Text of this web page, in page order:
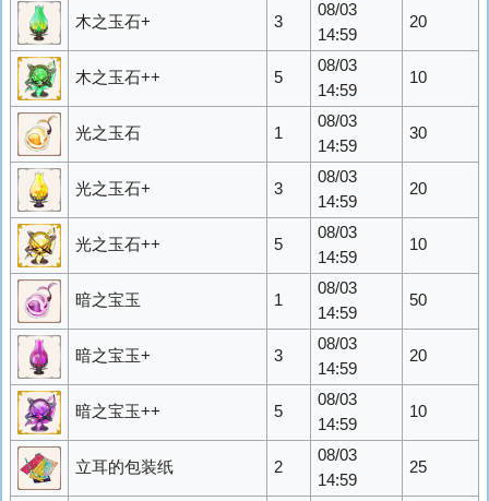
木之玉石+ 3
08/03
14:59
20
木之玉石++ 5
08/03
14:59
10
光之玉石 1
08/03
14:59
30
光之玉石+ 3
08/03
14:59
20
光之玉石++ 5
08/03
14:59
10
暗之宝玉 1
08/03
14:59
50
暗之宝玉+ 3
08/03
14:59
20
暗之宝玉++ 5
08/03
14:59
10
立耳的包装纸 2
08/03
14:59
25